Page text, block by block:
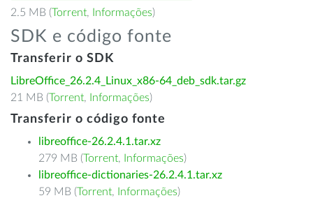
2.5 MB (Torrent, Informações)
SDK e código fonte
Transferir o SDK
LibreOffice_26.2.4_Linux_x86-64_deb_sdk.tar.gz
21 MB (Torrent, Informações)
Transferir o código fonte
libreoffice-26.2.4.1.tar.xz
279 MB (Torrent, Informações)
libreoffice-dictionaries-26.2.4.1.tar.xz
59 MB (Torrent, Informações)